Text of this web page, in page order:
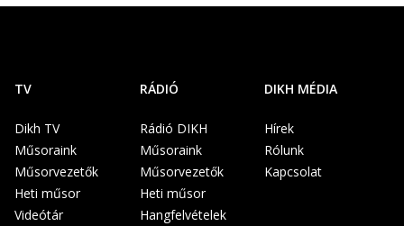
TV
Dikh TV
Műsoraink
Műsorvezetők
Heti műsor
Videótár
RÁDIÓ
Rádió DIKH
Műsoraink
Műsorvezetők
Heti műsor
Hangfelvételek
DIKH MÉDIA
Hírek
Rólunk
Kapcsolat